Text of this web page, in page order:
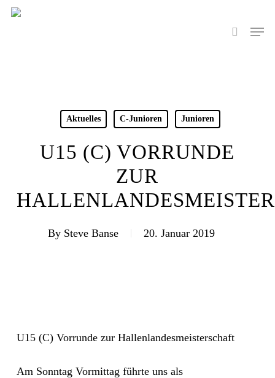
Skip
search
Menu
Aktuelles C-Junioren Junioren
U15 (C) VORRUNDE
ZUR
By Steve Banse 20. Januar 2019
U15 (C) Vorrunde zur Hallenlandesmeisterschaft
Am Sonntag Vormittag führte uns als